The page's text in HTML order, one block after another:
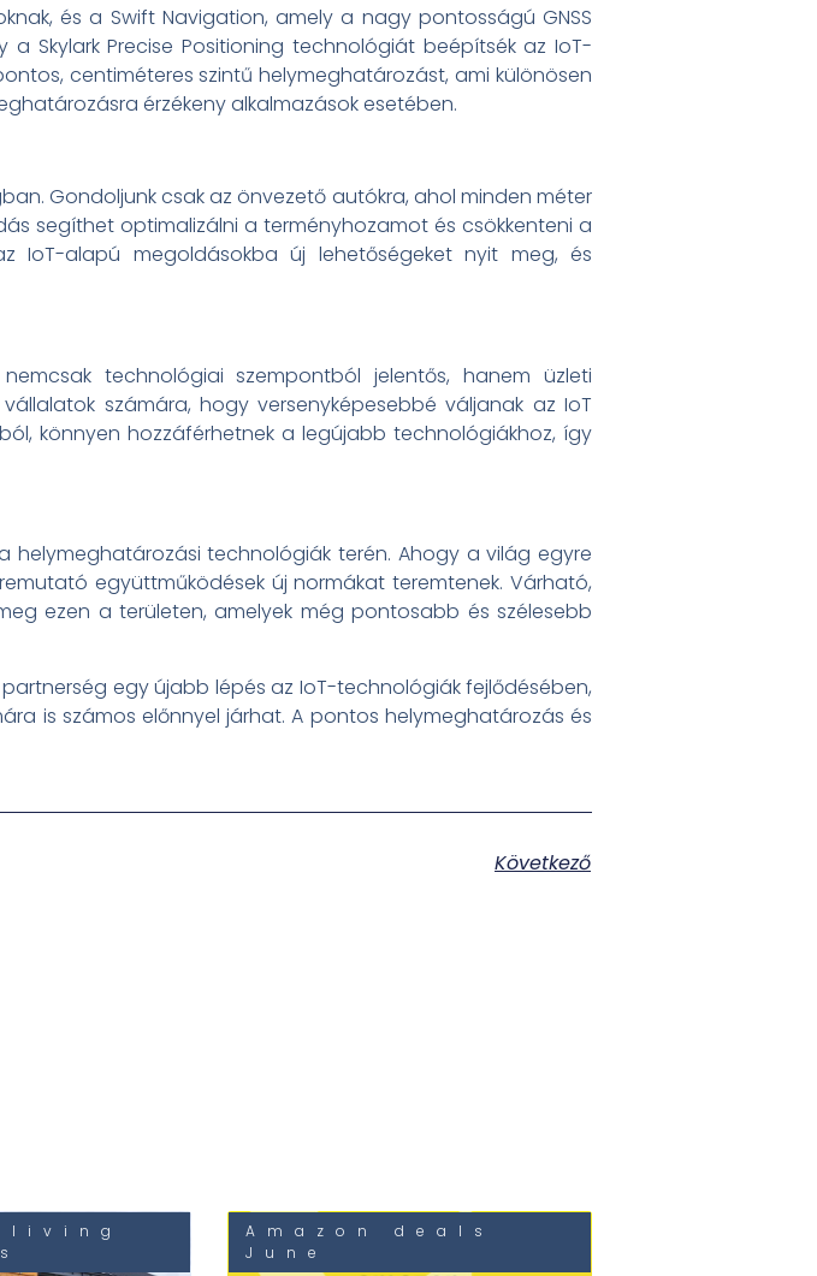
és a Swift Navigation, amely a nagy pontosságú GNSS
a Skylark Precise Positioning technológiát beépítsék az IoT-
centiméteres szintű helymeghatározást, ami különösen
érzékeny alkalmazások esetében.
Gondoljunk csak az önvezető autókra, ahol minden méter
segíthet optimalizálni a terményhozamot és csökkenteni a
IoT-alapú megoldásokba új lehetőségeket nyit meg, és
technológiai szempontból jelentős, hanem üzleti
számára, hogy versenyképesebbé váljanak az IoT
könnyen hozzáférhetnek a legújabb technológiákhoz, így
helymeghatározási technológiák terén. Ahogy a világ egyre
együttműködések új normákat teremtenek. Várható,
ezen a területen, amelyek még pontosabb és szélesebb
egy újabb lépés az IoT-technológiák fejlődésében,
is számos előnnyel járhat. A pontos helymeghatározás és
Következő
living
Amazon deals
June